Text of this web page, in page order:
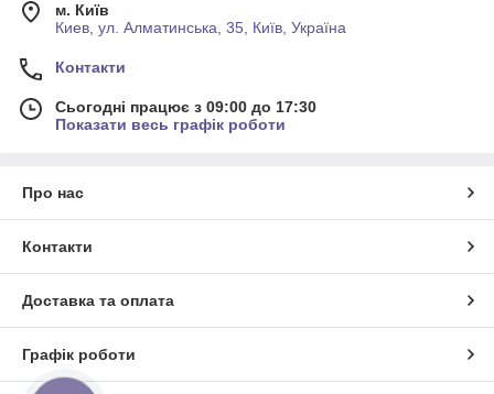
м. Київ
Киев, ул. Алматинська, 35, Київ, Україна
Контакти
Сьогодні працює з 09:00 до 17:30
Показати весь графік роботи
Про нас
Контакти
Доставка та оплата
Графік роботи